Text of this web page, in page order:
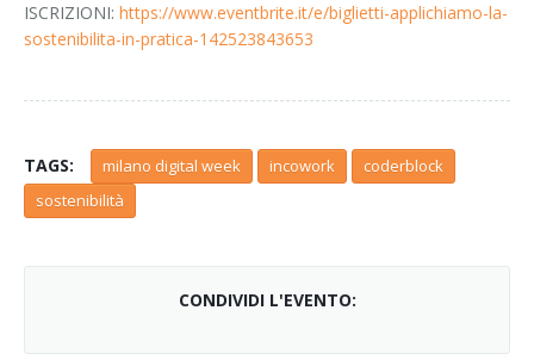
ISCRIZIONI: https://www.eventbrite.it/e/biglietti-applichiamo-la-
sostenibilita-in-pratica-142523843653
TAGS: milano digital week incowork
coderblock
sostenibilità
CONDIVIDI L'EVENTO: